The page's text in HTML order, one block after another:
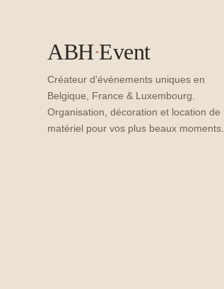
ABH·Event
Créateur d'événements uniques en
Belgique, France & Luxembourg.
Organisation, décoration et location de
matériel pour vos plus beaux moments.